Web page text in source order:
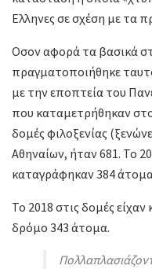
Ελληνες σε σχέση με τα
Οσον αφορά τα βασικά
πραγματοποιήθηκε
με την εποπτεία του
που καταμετρήθηκαν
δομές φιλοξενίας
Αθηναίων, ήταν 681. Το
καταγράφηκαν 384
Το 2018 στις δομές
δρόμο 343 άτομα.